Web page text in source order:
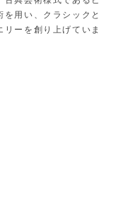
用い、クラシックと
ーを創り上げていま